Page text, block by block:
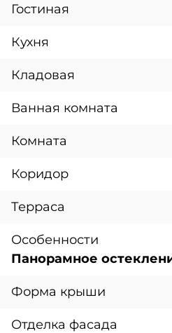
Гостиная
Кухня
Кладовая
Ванная комната
Комната
Коридор
Терраса
Особенности
Панорамное
Форма крыши
Отделка фасада